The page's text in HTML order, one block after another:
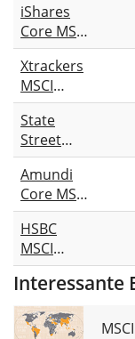
iShares
Core MSCI
World
UCITS ETF
USD (Acc)
Xtrackers
MSCI
World
UCITS ETF
1C
State
Street
SPDR
MSCI
World
UCITS ETF
USD
Unhedged
Amundi
Core MSCI
World
UCITS ETF
Acc
HSBC
MSCI
World
UCITS ETF
USD
Interessante